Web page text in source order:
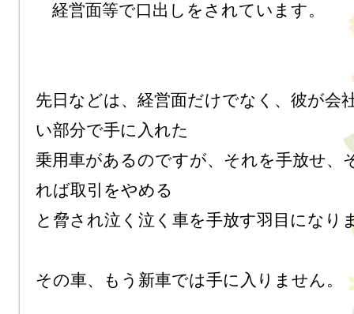
経営面等で口出しをされています。
先日などは、経営面だけでなく、彼が会
い部分で手に入れた
乗用車があるのですが、それを手放せ、
れば取引をやめる
と脅され泣く泣く車を手放す羽目になり
その車、もう新車では手に入りません。